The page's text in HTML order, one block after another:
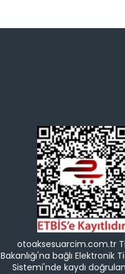
otoaksesuarcim.com.tr
Bakanlığı'na bağlı Elektronik
Sistemi'nde kaydı